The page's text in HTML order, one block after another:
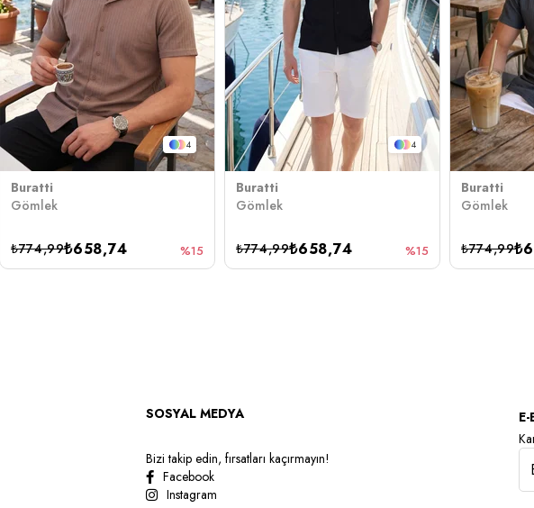
4
Buratti
Gömlek
₺658,74
₺774,99 %15
4
Buratti
Gömlek
₺658,74
₺774,99 %15
Buratti
Gömlek
₺774,99
SOSYAL MEDYA
Bizi takip edin, fırsatları kaçırmayın!
Facebook
Instagram